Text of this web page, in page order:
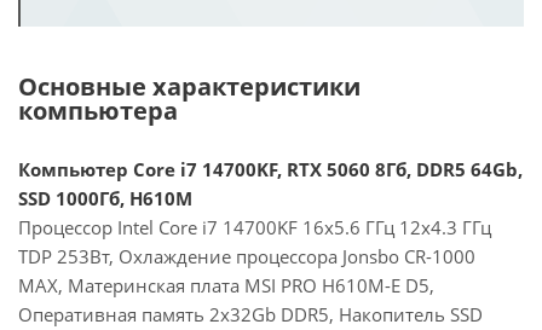
Основные характеристики
компьютера
Компьютер Core i7 14700KF, RTX 5060 8Гб, DDR5 64Gb,
SSD 1000Гб, H610M
Процессор Intel Core i7 14700KF 16x5.6 ГГц 12x4.3 ГГц
TDP 253Вт, Охлаждение процессора Jonsbo CR-1000
MAX, Материнская плата MSI PRO H610M-E D5,
Оперативная память 2x32Gb DDR5, Накопитель SSD